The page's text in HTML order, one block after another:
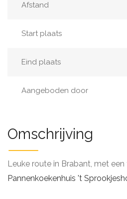
Afstand
Start plaats
Eind plaats
Aangeboden door
Omschrijving
Leuke route in Brabant, met
Pannenkoekenhuis 't